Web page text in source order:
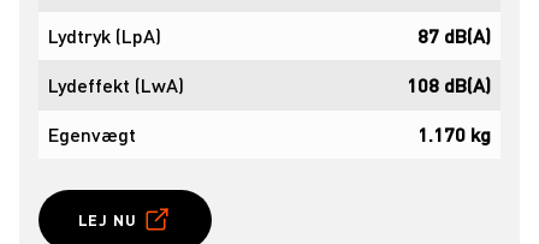
Lydtryk (LpA)
87 dB(A)
Lydeffekt (LwA)
108 dB(A)
Egenvægt
1.170 kg
LEJ NU